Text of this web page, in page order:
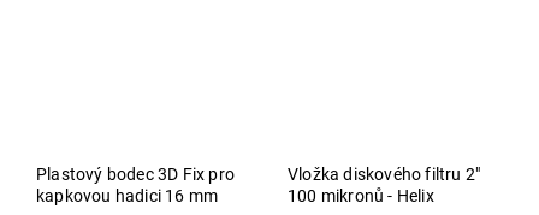
Plastový bodec 3D Fix pro
kapkovou hadici 16 mm
Vložka diskového filtru 2"
100 mikronů - Helix